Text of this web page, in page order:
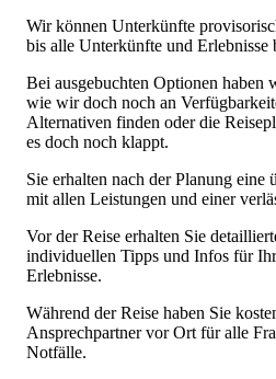
Wir können Unterkünfte
bis alle Unterkünfte und Erlebnisse
Bei ausgebuchten Optionen haben
wie wir doch noch an
Alternativen finden oder die
es doch noch klappt.
Sie erhalten nach der Planung eine
mit allen Leistungen und einer
Vor der Reise erhalten Sie
individuellen Tipps und Infos für
Erlebnisse.
Während der Reise haben Sie
Ansprechpartner vor Ort für alle
Notfälle.